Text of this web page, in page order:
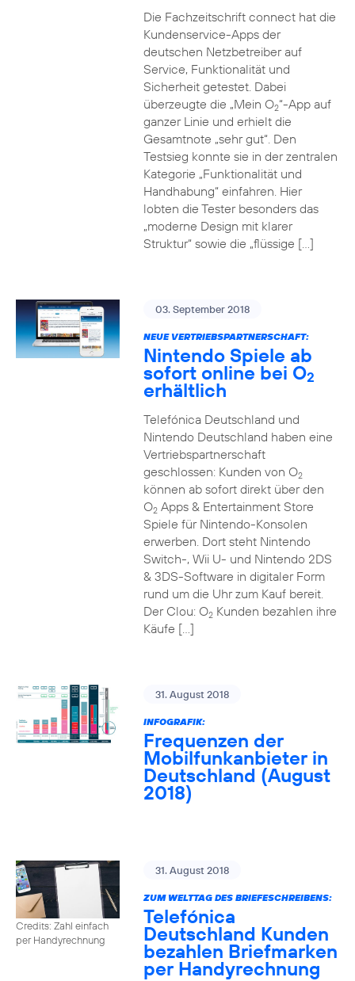
Die Fachzeitschrift connect hat die
Kundenservice-Apps der
deutschen Netzbetreiber auf
Service, Funktionalität und
Sicherheit getestet. Dabei
überzeugte die „Mein O2“-App auf
ganzer Linie und erhielt die
Gesamtnote „sehr gut“. Den
Testsieg konnte sie in der zentralen
Kategorie „Funktionalität und
Handhabung“ einfahren. Hier
lobten die Tester besonders das
„moderne Design mit klarer
Struktur“ sowie die „flüssige […]
03. September 2018
NEUE VERTRIEBSPARTNERSCHAFT:
Nintendo Spiele ab
sofort online bei O2
erhältlich
Telefónica Deutschland und
Nintendo Deutschland haben eine
Vertriebspartnerschaft
geschlossen: Kunden von O2
können ab sofort direkt über den
O2Apps & Entertainment Store
Spiele für Nintendo-Konsolen
erwerben. Dort steht Nintendo
Switch-, Wii U- und Nintendo 2DS
& 3DS-Software in digitaler Form
rund um die Uhr zum Kauf bereit.
Der Clou: O2Kunden bezahlen ihre
Käufe […]
31. August 2018
INFOGRAFIK:
Frequenzen der
Mobilfunkanbieter in
Deutschland (August
2018)
Credits: Zahl einfach
per Handyrechnung
31. August 2018
ZUM WELTTAG DES BRIEFESCHREIBENS:
Telefónica
Deutschland Kunden
bezahlen Briefmarken
per Handyrechnung